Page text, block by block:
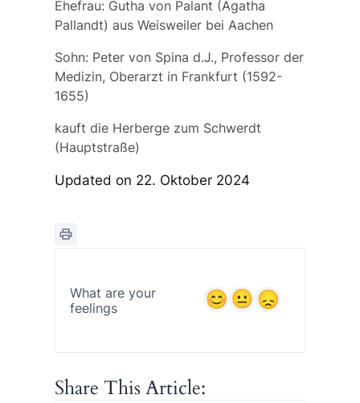
Ehefrau: Gutha von Palant (Agatha
Pallandt) aus Weisweiler bei Aachen
Sohn: Peter von Spina d.J., Professor der
Medizin, Oberarzt in Frankfurt (1592-
1655)
kauft die Herberge zum Schwerdt
(Hauptstraße)
Updated on 22. Oktober 2024
What are your
feelings
Share This Article: